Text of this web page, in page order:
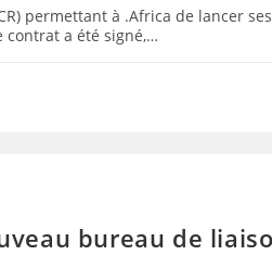
permettant à .Africa de lancer
contrat a été signé,…
bureau de